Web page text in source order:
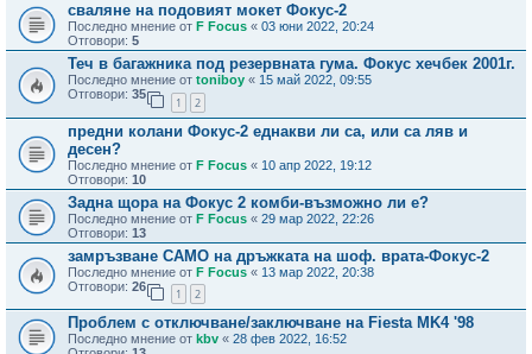
сваляне на подовият мокет Фокус-2
Последно мнение от F Focus « 03 юни 2022, 20:24
Отговори: 5
Теч в багажника под резервната гума. Фокус хечбек 2001г.
Последно мнение от toniboy « 15 май 2022, 09:55
Отговори: 35
1 2
предни колани Фокус-2 еднакви ли са, или са ляв и
десен?
Последно мнение от F Focus « 10 апр 2022, 19:12
Отговори: 10
Задна щора на Фокус 2 комби-възможно ли е?
Последно мнение от F Focus « 29 мар 2022, 22:26
Отговори: 13
замръзване САМО на дръжката на шоф. врата-Фокус-2
Последно мнение от F Focus « 13 мар 2022, 20:38
Отговори: 26
1 2
Проблем с отключване/заключване на Fiesta MK4 '98
Последно мнение от kbv « 28 фев 2022, 16:52